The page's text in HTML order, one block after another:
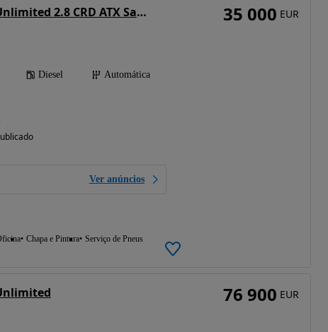
Jeep Wrangler Unlimited 2.8 CRD ATX Sahara Adventure Edition
Diesel
Automática
Ver anúncios
Chapa e Pintura Serviço de Pneus
35 000 EUR
76 900 EUR